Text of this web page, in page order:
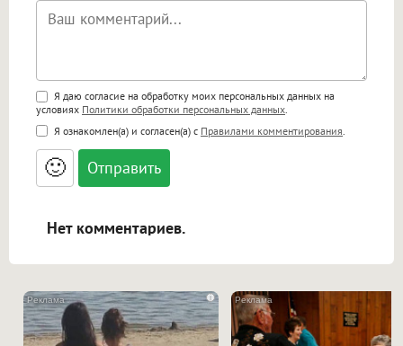
Поддержка HTML
<b>, <strong>, <u>, <i>, <em>, <s>, <big>,
<small>, <sup>, <sub>, <pre>, <ul>, <ol>, <li>,
<blockquote>, <code> экранирует HTML,
адреса URL автоматически становятся
ссылками, и [img]адрес[/img] будет
Я даю согласие на обработку моих персональных данных на
условиях Политики обработки персональных данных
Я ознакомлен(а) и согласен(а) с Правилами комментирования
🙂
Нет комментариев.
i